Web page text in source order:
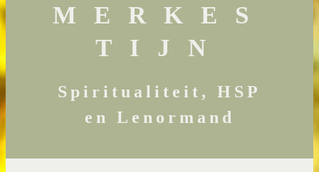
MERKES
TIJN
Spiritualiteit, HSP
en Lenormand